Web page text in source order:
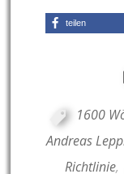
teilen
1600
Andreas
Richtlinie,